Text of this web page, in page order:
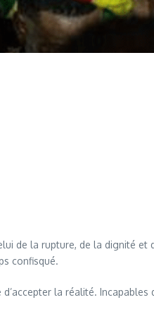
de la rupture, de la dignité et
confisqué.
la réalité.